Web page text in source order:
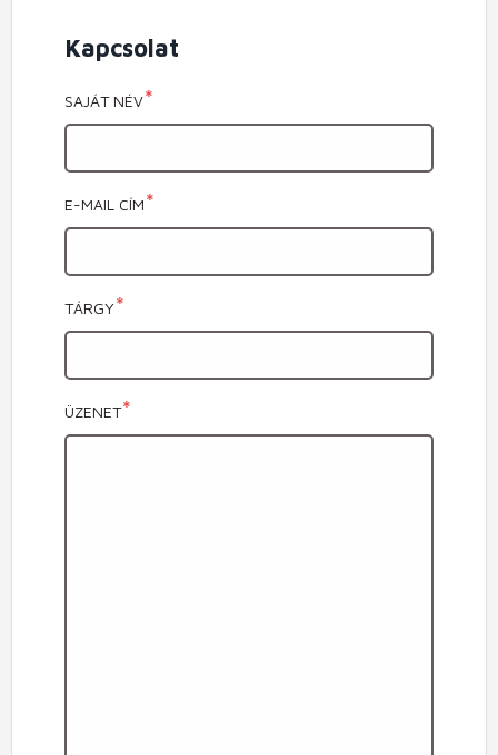
Kapcsolat
SAJÁT NÉV
E-MAIL CÍM
TÁRGY
ÜZENET